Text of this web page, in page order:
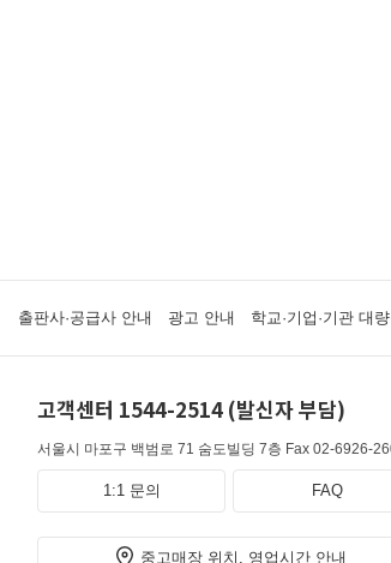
출판사·공급사 안내 광고 안내 학교·기업·기관 대
고객센터 1544-2514 (발신자 부담)
서울시 마포구 백범로 71 숨도빌딩 7층 Fax 02-6926-
1:1 문의 FAQ
중고매장 위치, 영업시간 안내